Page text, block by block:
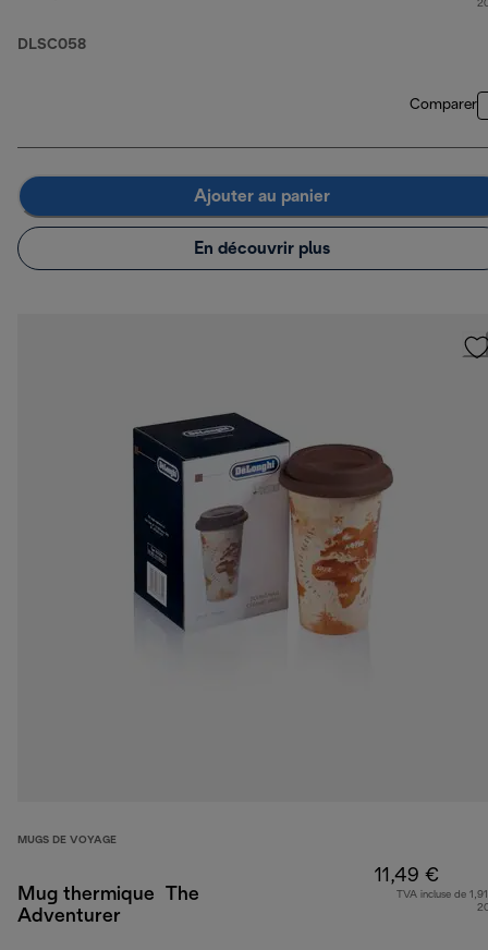
DLSC058
Comparer
Ajouter au panier
En découvrir plus
MUGS DE VOYAGE
Mug thermique The
Adventurer
11,49 €
TVA incluse de